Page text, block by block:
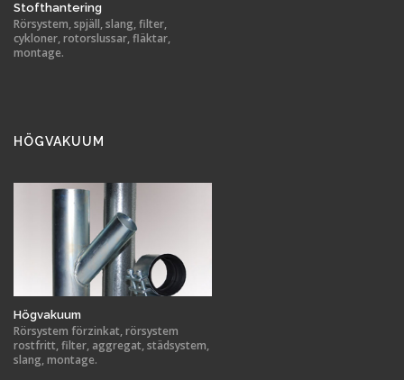
Stofthantering
Rörsystem, spjäll, slang, filter,
cykloner, rotorslussar, fläktar,
montage.
HÖGVAKUUM
Högvakuum
Rörsystem förzinkat, rörsystem
rostfritt, filter, aggregat, städsystem,
slang, montage.